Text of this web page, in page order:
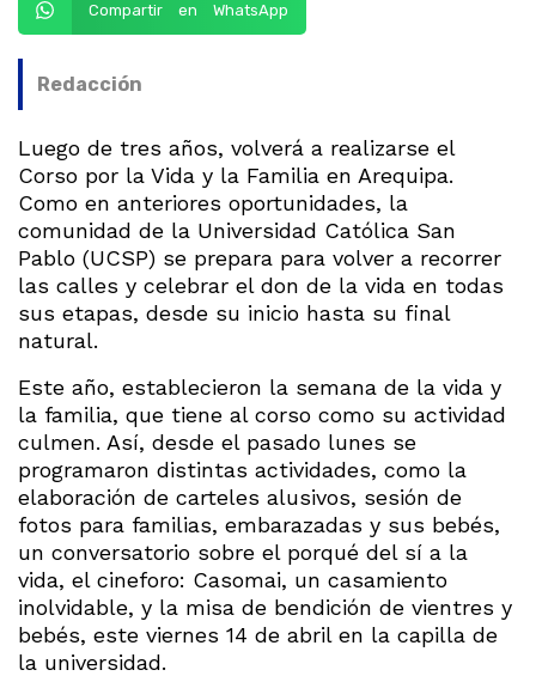
Compartir en WhatsApp
Redacción
Luego de tres años, volverá a realizarse el
Corso por la Vida y la Familia en Arequipa.
Como en anteriores oportunidades, la
comunidad de la Universidad Católica San
Pablo (UCSP) se prepara para volver a recorrer
las calles y celebrar el don de la vida en todas
sus etapas, desde su inicio hasta su final
natural.
Este año, establecieron la semana de la vida y
la familia, que tiene al corso como su actividad
culmen. Así, desde el pasado lunes se
programaron distintas actividades, como la
elaboración de carteles alusivos, sesión de
fotos para familias, embarazadas y sus bebés,
un conversatorio sobre el porqué del sí a la
vida, el cineforo: Casomai, un casamiento
inolvidable, y la misa de bendición de vientres y
bebés, este viernes 14 de abril en la capilla de
la universidad.